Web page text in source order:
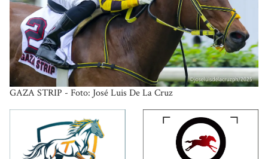
GAZA STRIP - Foto: José Luis De La Cruz